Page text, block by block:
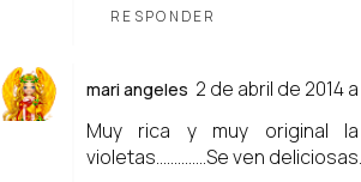
RESPONDER
mari angeles 2 de abril de 2014
Muy rica y muy original
violetas..............Se ven